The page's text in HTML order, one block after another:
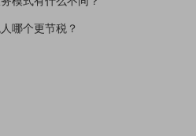
哪个更节税？